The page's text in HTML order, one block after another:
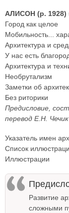
АЛИСОН (р. 1928)
Город как целое
Мобильность...
Архитектура и
У нас есть
Архитектура и
Необрутализм
Заметки об
Без риторики
Предисловие,
перевод E.Н. Чечик
Указатель имен
Список
Иллюстрации
Развитие
сложными